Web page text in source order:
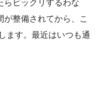
らビックリするわな
整備されてから、こ
ます。最近はいつも通